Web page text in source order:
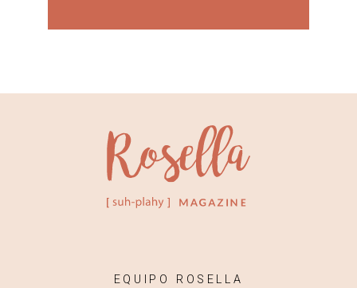
EQUIPO ROSELLA